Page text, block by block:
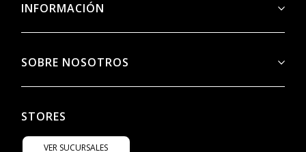
INFORMACIÓN
SOBRE NOSOTROS
STORES
VER SUCURSALES